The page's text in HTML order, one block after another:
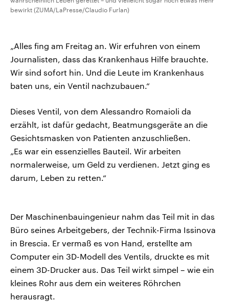
bewirkt (ZUMA/LaPresse/Claudio Furlan)
„Alles fing am Freitag an. Wir erfuhren von einem
Journalisten, dass das Krankenhaus Hilfe brauchte.
Wir sind sofort hin. Und die Leute im Krankenhaus
baten uns, ein Ventil nachzubauen.“
Dieses Ventil, von dem Alessandro Romaioli da
erzählt, ist dafür gedacht, Beatmungsgeräte an die
Gesichtsmasken von Patienten anzuschließen.
„Es war ein essenzielles Bauteil. Wir arbeiten
normalerweise, um Geld zu verdienen. Jetzt ging es
darum, Leben zu retten.“
Der Maschinenbauingenieur nahm das Teil mit in das
Büro seines Arbeitgebers, der Technik-Firma Issinova
in Brescia. Er vermaß es von Hand, erstellte am
Computer ein 3D-Modell des Ventils, druckte es mit
einem 3D-Drucker aus. Das Teil wirkt simpel – wie ein
kleines Rohr aus dem ein weiteres Röhrchen
herausragt.